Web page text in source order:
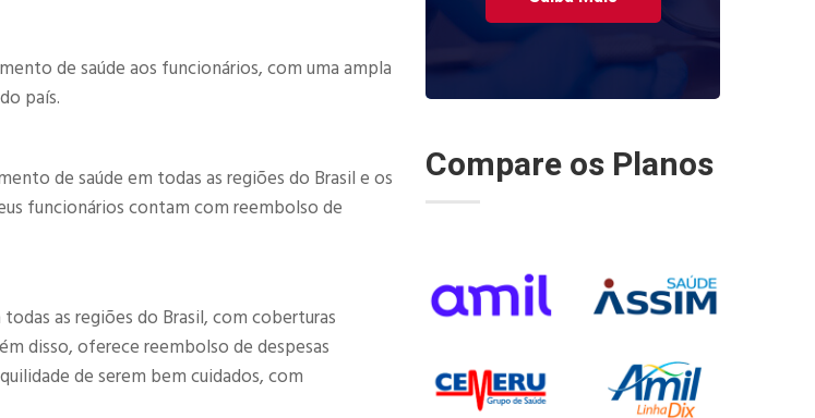
de saúde aos funcionários, com uma ampla
país.
de saúde em todas as regiões do Brasil e os
funcionários contam com reembolso de
as regiões do Brasil, com coberturas
disso, oferece reembolso de despesas
de serem bem cuidados, com
Compare os Planos